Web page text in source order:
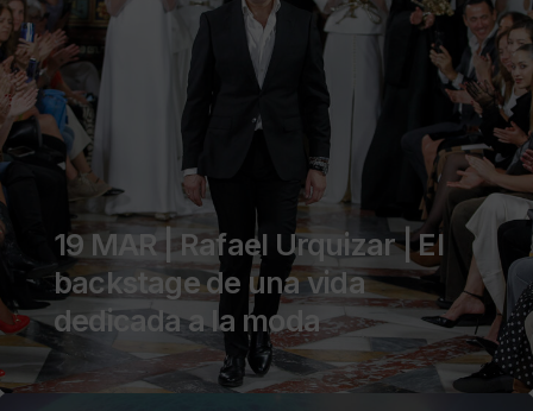
19 MAR | Rafael Urquizar | El
backstage de una vida
dedicada a la moda
19 ABR | Nathalie Bourbier |